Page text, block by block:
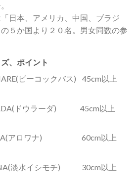
日本、アメリカ、中国、ブラジ
５か国より２０名。男女同数の参
、ポイント
ピーコックバス) 45cm以上
ドウラーダ) 45cm以上
アロワナ) 60cm以上
淡水イシモチ) 30cm以上